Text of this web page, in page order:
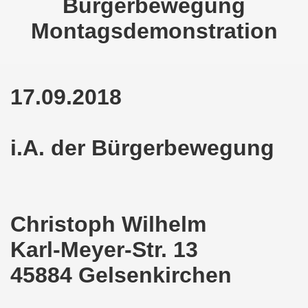
Bürgerbewegung
Montagsdemonstration
17.09.2018
i.A. der Bürgerbewegung
Christoph Wilhelm
Karl-Meyer-Str. 13
45884 Gelsenkirchen
im neuen Jahr 2023 am 23.01.2023 mit
Montagsdemo-Bewegung am 14.11.2022 auf dem
am 10.10.2022: "Jin - Jiyan - Azadi -
erst recht am 01.10.2022 nach Berlin zur
lädt am 12.09.2022 ein: Entlastungs-Paket